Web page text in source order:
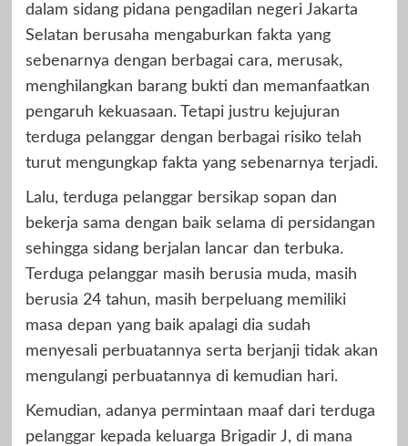
dalam sidang pidana pengadilan negeri Jakarta
Selatan berusaha mengaburkan fakta yang
sebenarnya dengan berbagai cara, merusak,
menghilangkan barang bukti dan memanfaatkan
pengaruh kekuasaan. Tetapi justru kejujuran
terduga pelanggar dengan berbagai risiko telah
turut mengungkap fakta yang sebenarnya terjadi.
Lalu, terduga pelanggar bersikap sopan dan
bekerja sama dengan baik selama di persidangan
sehingga sidang berjalan lancar dan terbuka.
Terduga pelanggar masih berusia muda, masih
berusia 24 tahun, masih berpeluang memiliki
masa depan yang baik apalagi dia sudah
menyesali perbuatannya serta berjanji tidak akan
mengulangi perbuatannya di kemudian hari.
Kemudian, adanya permintaan maaf dari terduga
pelanggar kepada keluarga Brigadir J, di mana